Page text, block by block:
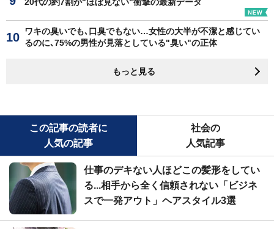
20代の約7割が"ほぼ見ない"衝撃の最新データ
ワキの臭いでも､口臭でもない…女性の大半が不潔と感じてい
るのに､75%の男性が見落としている"臭い"の正体
もっと見る
この記事の読者に
人気の記事
社会の
人気記事
仕事のデキない人ほどこの髪形をしてい
る...相手から全く信頼されない「ビジネ
スで一発アウト」ヘアスタイル3選